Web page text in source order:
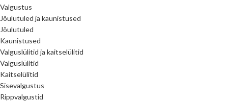
Valgustus
Jõulutuled ja kaunistused
Jõulutuled
Kaunistused
Valguslülitid ja kaitselülitid
Valguslülitid
Kaitselülitid
Sisevalgustus
Rippvalgustid